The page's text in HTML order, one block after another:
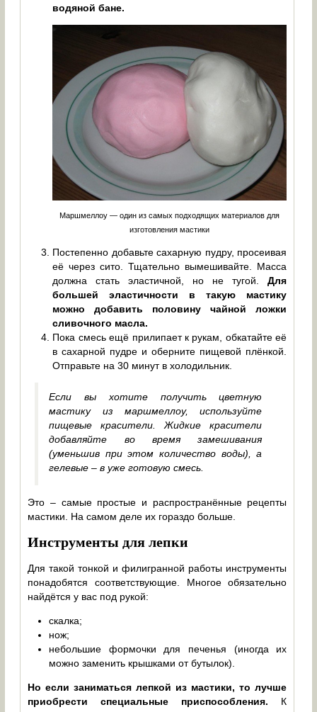
водяной бане.
Маршмеллоу — один из самых подходящих материалов для
изготовления мастики
Постепенно добавьте сахарную пудру, просеивая
её через сито. Тщательно вымешивайте. Масса
должна стать эластичной, но не тугой.Для
большей эластичности в такую мастику
можно добавить половину чайной ложки
сливочного масла.
Пока смесь ещё прилипает к рукам, обкатайте её
в сахарной пудре и оберните пищевой плёнкой.
Отправьте на 30 минут в холодильник.
Если вы хотите получить цветную
мастику из маршмеллоу, используйте
пищевые красители. Жидкие красители
добавляйте во время замешивания
(уменьшив при этом количество воды), а
гелевые – в уже готовую смесь.
Это – самые простые и распространённые рецепты
мастики. На самом деле их гораздо больше.
Инструменты для лепки
Для такой тонкой и филигранной работы инструменты
понадобятся соответствующие. Многое обязательно
найдётся у вас под рукой:
скалка;
нож;
небольшие формочки для печенья (иногда их
можно заменить крышками от бутылок).
Но если заниматься лепкой из мастики, то лучше
приобрести специальные приспособления. К